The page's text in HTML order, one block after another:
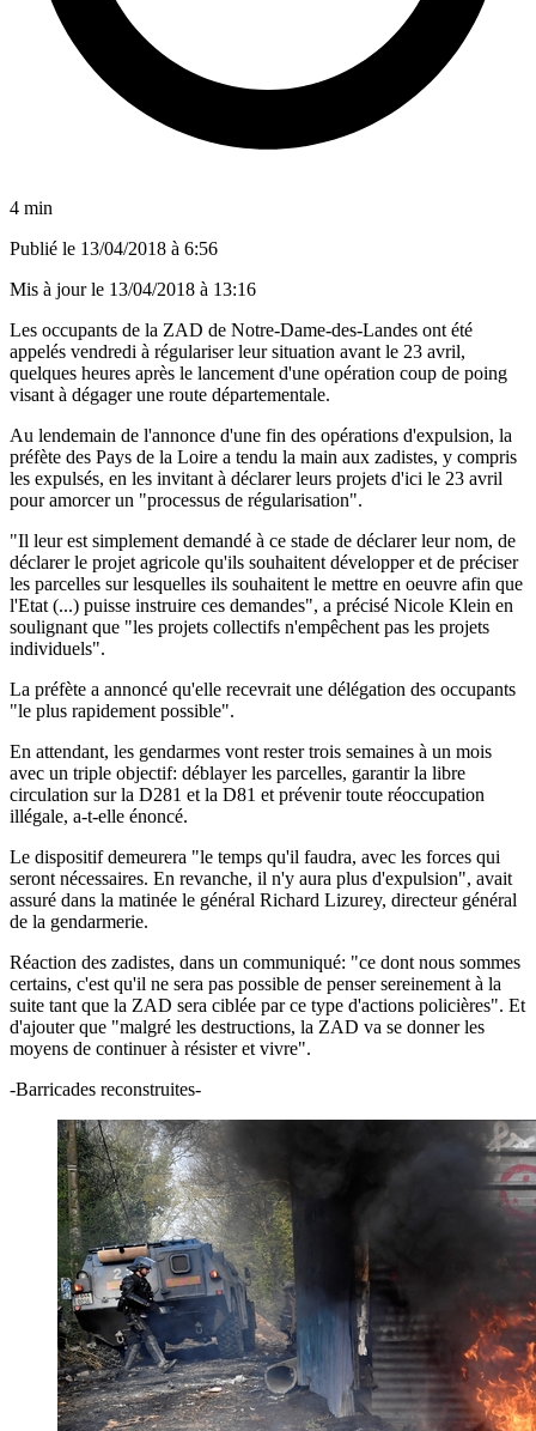
4 min
Publié le 13/04/2018 à 6:56
Mis à jour le 13/04/2018 à 13:16
Les occupants de la ZAD de Notre-Dame-des-Landes ont été
appelés vendredi à régulariser leur situation avant le 23 avril,
quelques heures après le lancement d'une opération coup de poing
visant à dégager une route départementale.
Au lendemain de l'annonce d'une fin des opérations d'expulsion, la
préfète des Pays de la Loire a tendu la main aux zadistes, y compris
les expulsés, en les invitant à déclarer leurs projets d'ici le 23 avril
pour amorcer un "processus de régularisation".
"Il leur est simplement demandé à ce stade de déclarer leur nom, de
déclarer le projet agricole qu'ils souhaitent développer et de préciser
les parcelles sur lesquelles ils souhaitent le mettre en oeuvre afin que
l'Etat (...) puisse instruire ces demandes", a précisé Nicole Klein en
soulignant que "les projets collectifs n'empêchent pas les projets
individuels".
La préfète a annoncé qu'elle recevrait une délégation des occupants
"le plus rapidement possible".
En attendant, les gendarmes vont rester trois semaines à un mois
avec un triple objectif: déblayer les parcelles, garantir la libre
circulation sur la D281 et la D81 et prévenir toute réoccupation
illégale, a-t-elle énoncé.
Le dispositif demeurera "le temps qu'il faudra, avec les forces qui
seront nécessaires. En revanche, il n'y aura plus d'expulsion", avait
assuré dans la matinée le général Richard Lizurey, directeur général
de la gendarmerie.
Réaction des zadistes, dans un communiqué: "ce dont nous sommes
certains, c'est qu'il ne sera pas possible de penser sereinement à la
suite tant que la ZAD sera ciblée par ce type d'actions policières". Et
d'ajouter que "malgré les destructions, la ZAD va se donner les
moyens de continuer à résister et vivre".
-Barricades reconstruites-